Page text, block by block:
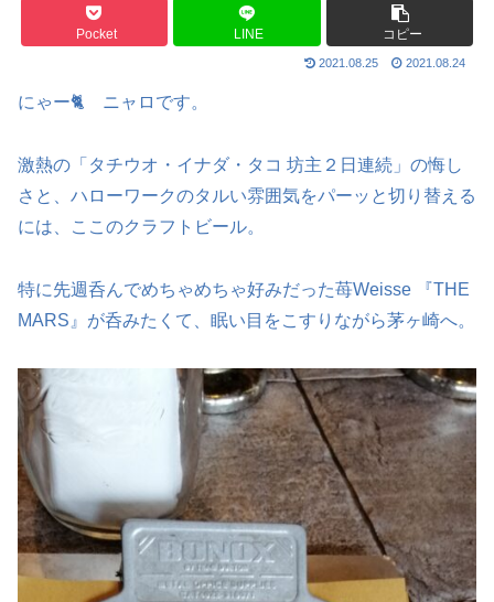
Pocket LINE コピー
2021.08.25 2021.08.24
にゃー🐈 ニャロです。
激熱の「タチウオ・イナダ・タコ 坊主２日連続」の悔し
さと、ハローワークのタルい雰囲気をパーッと切り替える
には、ここのクラフトビール。
特に先週呑んでめちゃめちゃ好みだった苺Weisse 『THE
MARS』が呑みたくて、眠い目をこすりながら茅ヶ崎へ。